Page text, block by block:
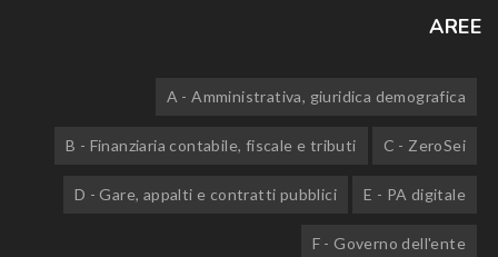
AREE
A - Amministrativa, giuridica demografica
B - Finanziaria contabile, fiscale e tributi C - ZeroSei
D - Gare, appalti e contratti pubblici E - PA digitale
F - Governo dell'ente